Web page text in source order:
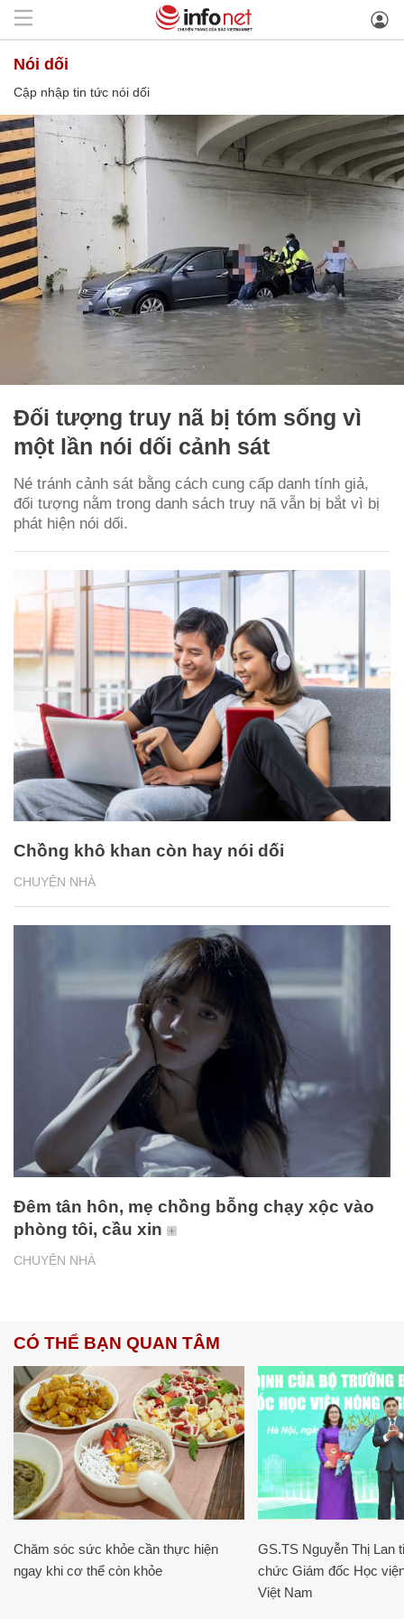
nói dối
Cập nhập tin tức nói dối
Đối tượng truy nã bị tóm sống vì
một lần nói dối cảnh sát
Né tránh cảnh sát bằng cách cung cấp danh tính giả,
đối tượng nằm trong danh sách truy nã vẫn bị bắt vì bị
phát hiện nói dối.
CHUYỆN NHÀ
Chồng khô khan còn hay nói dối
CHUYỆN NHÀ
Đêm tân hôn, mẹ chồng bỗng chạy xộc vào
phòng tôi, cầu xin
CÓ THỂ BẠN QUAN TÂM
Chăm sóc sức khỏe cần thực hiện
ngay khi cơ thể còn khỏe
GS.TS Nguyễn Thị Lan
chức Giám đốc Học
Việt Nam